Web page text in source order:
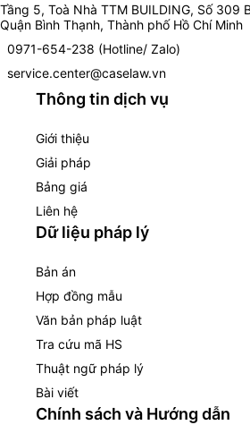
Tầng 5, Toà Nhà TTM BUILDING, Số 309
Quận Bình Thạnh, Thành phố Hồ Chí Minh
0971-654-238 (Hotline/ Zalo)
service.center@caselaw.vn
Thông tin dịch vụ
Giới thiệu
Giải pháp
Bảng giá
Liên hệ
Dữ liệu pháp lý
Bản án
Hợp đồng mẫu
Văn bản pháp luật
Tra cứu mã HS
Thuật ngữ pháp lý
Bài viết
Chính sách và Hướng dẫn